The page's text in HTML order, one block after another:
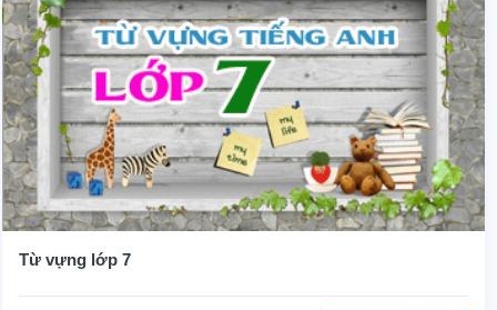
Từ vựng lớp 7